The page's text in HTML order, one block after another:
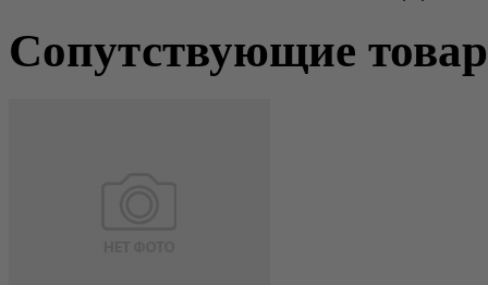
Сопутствующие